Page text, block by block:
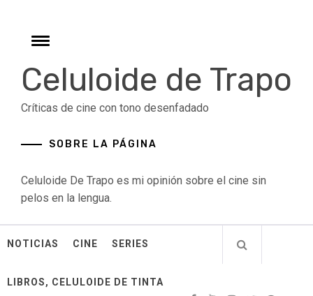
contentToggle
Celuloide de Trapo
Críticas de cine con tono desenfadado
SOBRE LA PÁGINA
Celuloide De Trapo es mi opinión sobre el cine sin
pelos en la lengua.
NOTICIAS CINE SERIES
LIBROS, CELULOIDE DE TINTA